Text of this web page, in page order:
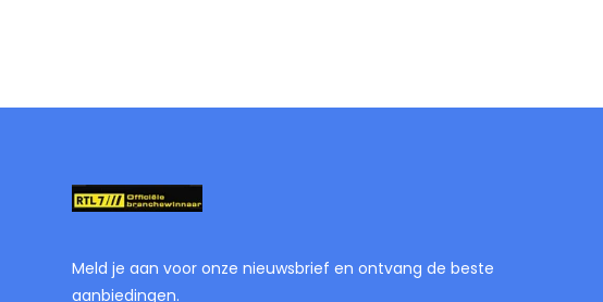
Meld je aan voor onze nieuwsbrief en ontvang de beste
aanbiedingen.